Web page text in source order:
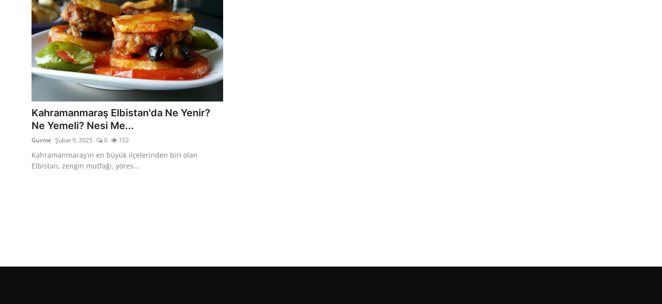
Kahramanmaraş Elbistan'da Ne Yenir?
Ne Yemeli? Nesi Me...
Gurme Şubat 9, 2025 0 102
Kahramanmaraş’ın en büyük ilçelerinden biri olan
Elbistan, zengin mutfağı, yöres...